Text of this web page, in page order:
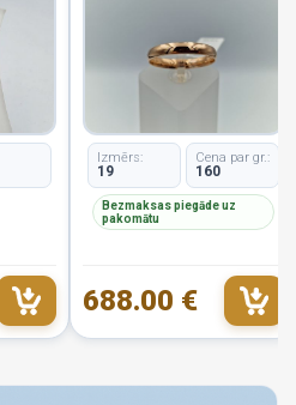
Izmērs:
19
Cena par gr.:
160
Bezmaksas piegāde uz
pakomātu
688.00 €